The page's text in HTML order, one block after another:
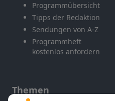
Programmübersicht
Tipps der Redaktion
Sendungen von A-Z
Programmheft
kostenlos anfordern
Themen